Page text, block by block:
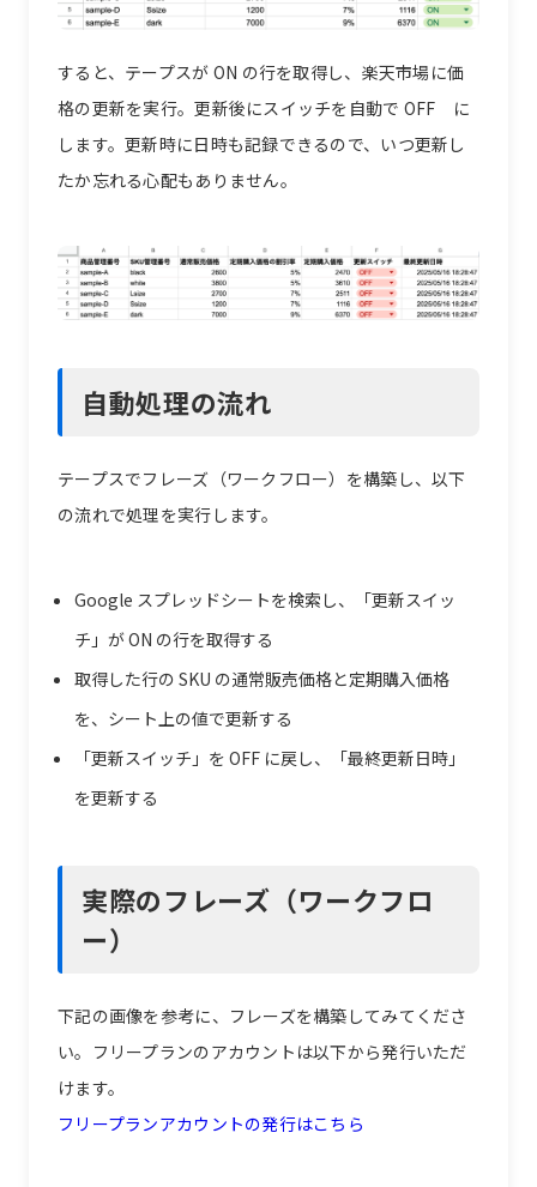
すると、テープスが ON の行を取得し、楽天市場に価
格の更新を実行。更新後にスイッチを自動で OFF に
します。更新時に日時も記録できるので、いつ更新し
たか忘れる心配もありません。
自動処理の流れ
テープスでフレーズ（ワークフロー）を構築し、以下
の流れで処理を実行します。
Google スプレッドシートを検索し、「更新スイッ
チ」が ON の行を取得する
取得した行の SKU の通常販売価格と定期購入価格
を、シート上の値で更新する
「更新スイッチ」を OFF に戻し、「最終更新日時」
を更新する
実際のフレーズ（ワークフロ
ー）
下記の画像を参考に、フレーズを構築してみてくださ
い。フリープランのアカウントは以下から発行いただ
けます。
フリープランアカウントの発行はこちら